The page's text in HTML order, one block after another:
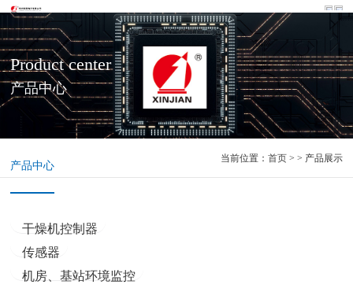
Product center
产品中心
产品中心
当前位置： 首页> > 产品展示
干燥机控制器
传感器
机房、基站环境监控